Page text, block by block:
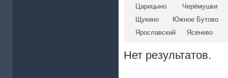
Царицыно
Черёмушки
Щукино
Южное Бутово
Ярославский
Ясенево
Нет результатов.